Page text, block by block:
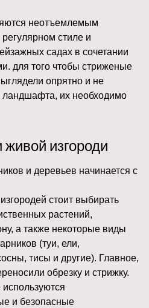
неотъемлемым
стиле и
садах в сочетании
для того чтобы стриженые
опрятно и не
ландшафта, их необходимо
изгороди
и деревьев начинается с
стоит выбирать
растений,
а также некоторые виды
(туи, ели,
тисы и другие). Главное,
обрезку и стрижку.
и безопасные